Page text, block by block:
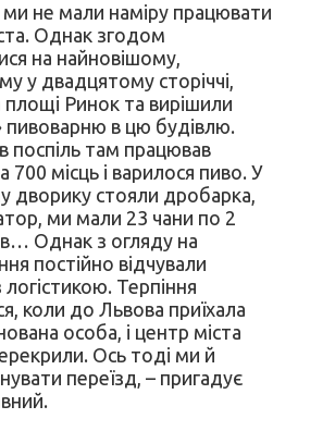
не мали наміру працювати
Однак згодом
на найновішому,
у двадцятому сторіччі,
площі Ринок та вирішили
пивоварню в цю будівлю.
поспіль там працював
700 місць і варилося пиво. У
дворику стояли дробарка,
ми мали 23 чани по 2
Однак з огляду на
постійно відчували
Терпіння
коли до Львова приїхала
особа, і центр міста
Ось тоді ми й
переїзд, – пригадує